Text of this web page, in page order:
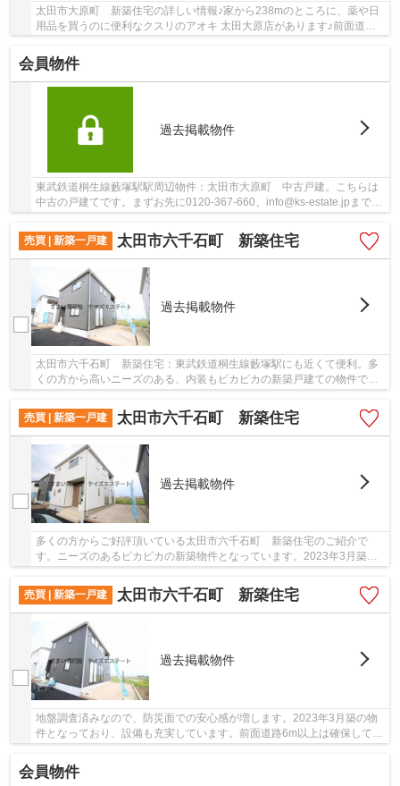
太田市大原町 新築住宅の詳しい情報♪家から238mのところに、薬や日
用品を買うのに便利なクスリのアオキ 太田大原店があります♪前面道路
会員物件
過去掲載物件
東武鉄道桐生線藪塚駅駅周辺物件：太田市大原町 中古戸建。こちらは
中古の戸建てです。まずお先に0120-367-660、info@ks-estate.jpまでご
売買 | 新築一戸建
太田市六千石町 新築住宅
過去掲載物件
太田市六千石町 新築住宅：東武鉄道桐生線藪塚駅にも近くて便利。多
くの方から高いニーズのある、内装もピカピカの新築戸建ての物件で
売買 | 新築一戸建
太田市六千石町 新築住宅
過去掲載物件
多くの方からご好評頂いている太田市六千石町 新築住宅のご紹介で
す。ニーズのあるピカピカの新築物件となっています。2023年3月築の
売買 | 新築一戸建
太田市六千石町 新築住宅
過去掲載物件
地盤調査済みなので、防災面での安心感が増します。2023年3月築の物
件となっており、設備も充実しています。前面道路6m以上は確保してい
会員物件